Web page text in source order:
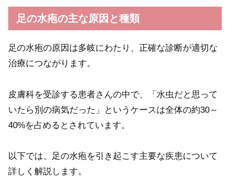
足の水疱の主な原因と種類
足の水疱の原因は多岐にわたり、正確な診断が適切な
治療につながります。
皮膚科を受診する患者さんの中で、「水虫だと思って
いたら別の病気だった」というケースは全体の約30～
40%を占めるとされています。
以下では、足の水疱を引き起こす主要な疾患について
詳しく解説します。